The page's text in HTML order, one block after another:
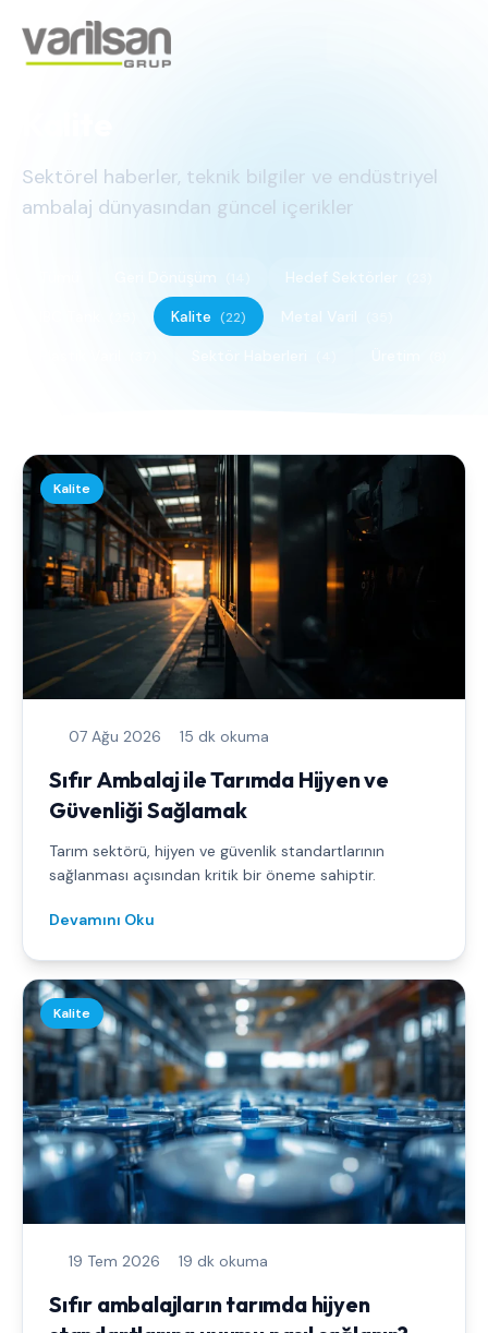
Sektörel haberler, teknik bilgiler ve endüstriyel
ambalaj dünyasından güncel içerikler
Hedef Sektörler
Kalite (22) Metal Varil
Kalite
07 Ağu 2026 15 dk okuma
Sıfır Ambalaj ile Tarımda Hijyen ve
Güvenliği Sağlamak
Tarım sektörü, hijyen ve güvenlik standartlarının
sağlanması açısından kritik bir öneme sahiptir.
Devamını Oku
Kalite
19 Tem 2026 19 dk okuma
Sıfır ambalajların tarımda hijyen